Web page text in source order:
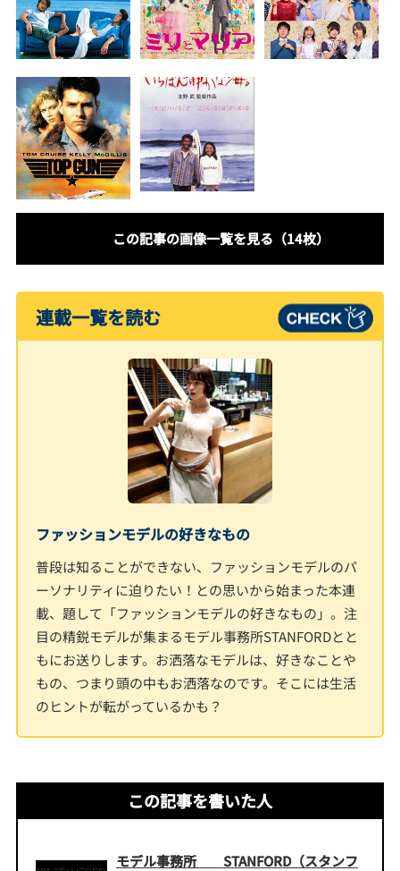
この記事の画像一覧を見る（14枚）
連載一覧を読む
ファッションモデルの好きなもの
普段は知ることができない、ファッションモデルのパ
ーソナリティに迫りたい！との思いから始まった本連
載、題して「ファッションモデルの好きなもの」。注
目の精鋭モデルが集まるモデル事務所STANFORDとと
もにお送りします。お洒落なモデルは、好きなことや
もの、つまり頭の中もお洒落なのです。そこには生活
のヒントが転がっているかも？
この記事を書いた人
モデル事務所 STANFORD（スタンフ